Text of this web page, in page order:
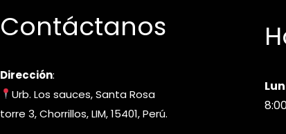
Contáctanos
Dirección:
Urb. Los sauces, Santa Rosa
torre 3, Chorrillos, LIM, 15401, Perú.